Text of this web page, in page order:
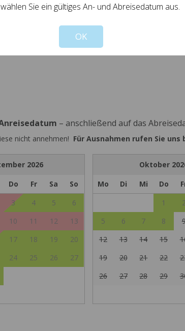
– anschließend auf das
nicht annehmen! Für Ausnahmen rufen Sie uns
2026
Do Fr Sa
So
3 4 5
6
10 11 12
13
17 18 19
20
24 25 26
27
Oktober
Mo
Di Mi Do
1
5
6 7 8
12
13 14 15
19
20 21 22
26
27 28 29
Sie ein gültiges An- und Abreisedatum aus.
OK